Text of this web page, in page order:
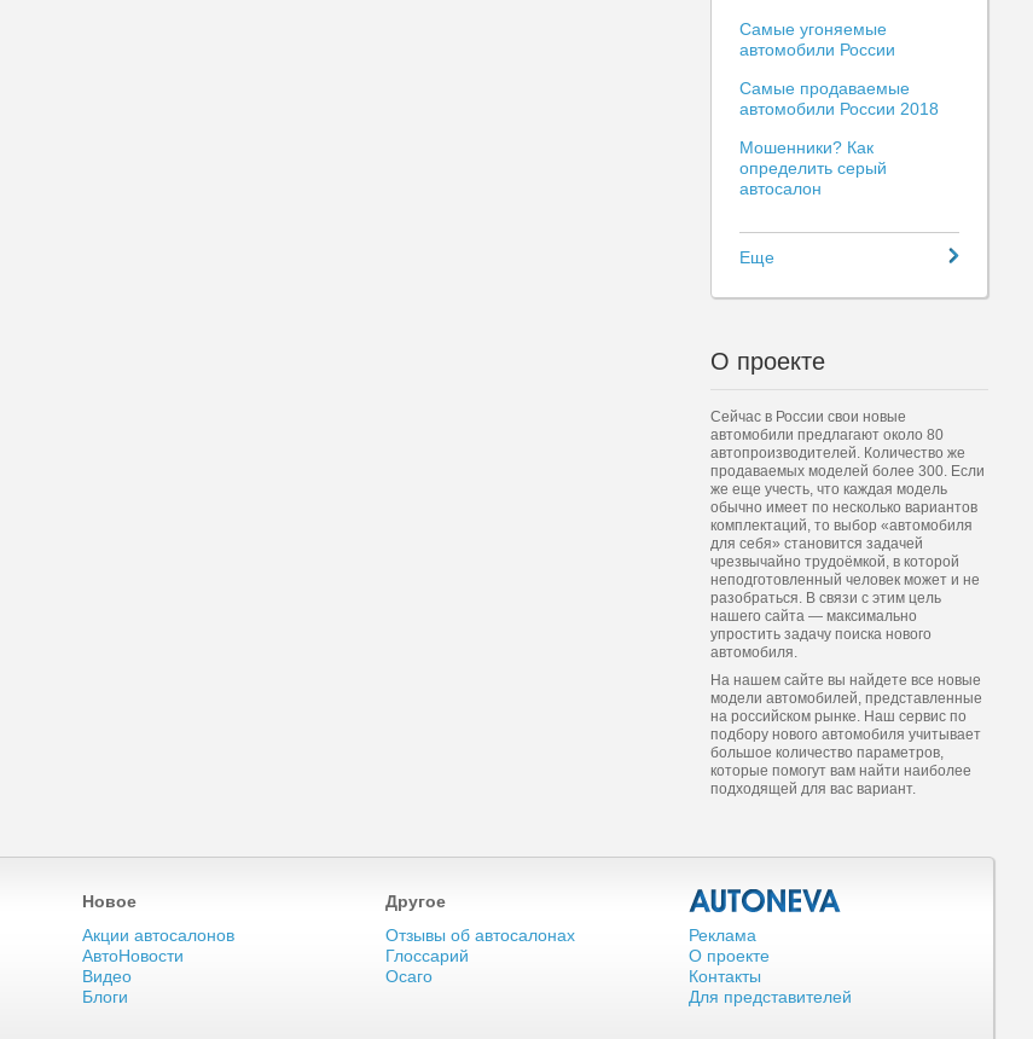
Самые угоняемые
автомобили России
Самые продаваемые
автомобили России 2018
Мошенники? Как
определить серый
автосалон
Еще
О проекте
Сейчас в России свои новые
автомобили предлагают около 80
автопроизводителей. Количество же
продаваемых моделей более 300. Если
же еще учесть, что каждая модель
обычно имеет по несколько вариантов
комплектаций, то выбор «автомобиля
для себя» становится задачей
чрезвычайно трудоёмкой, в которой
неподготовленный человек может и не
разобраться. В связи с этим цель
нашего сайта — максимально
упростить задачу поиска нового
автомобиля.
На нашем сайте вы найдете все новые
модели автомобилей, представленные
на российском рынке. Наш сервис по
подбору нового автомобиля учитывает
большое количество параметров,
которые помогут вам найти наиболее
подходящей для вас вариант.
Новое
Другое
Акции автосалонов
АвтоНовости
Видео
Блоги
Отзывы об автосалонах
Глоссарий
Осаго
Реклама
О проекте
Контакты
Для представителей